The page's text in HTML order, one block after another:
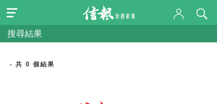
搜尋結果
- 共 0 個結果